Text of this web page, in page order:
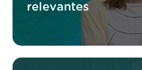
relevantes